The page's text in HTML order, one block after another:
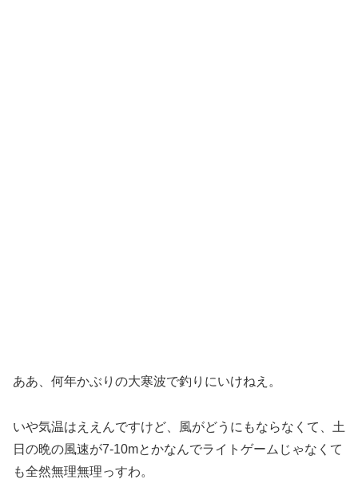
ああ、何年かぶりの大寒波で釣りにいけねえ。
いや気温はええんですけど、風がどうにもならなくて、土
日の晩の風速が7-10mとかなんでライトゲームじゃなくて
も全然無理無理っすわ。